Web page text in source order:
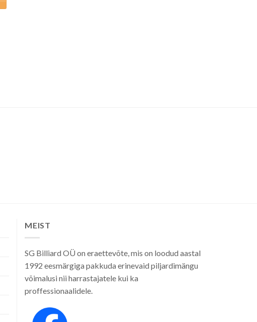
MEIST
SG Billiard OÜ on eraettevõte, mis on loodud aastal
1992 eesmärgiga pakkuda erinevaid piljardimängu
võimalusi nii harrastajatele kui ka
proffessionaalidele.